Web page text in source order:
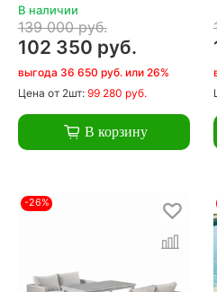
В наличии
139 000 руб.
102 350 руб.
выгода 36 650 руб. или 26%
Цена от 2шт: 99 280 руб.
В корзину
-26%